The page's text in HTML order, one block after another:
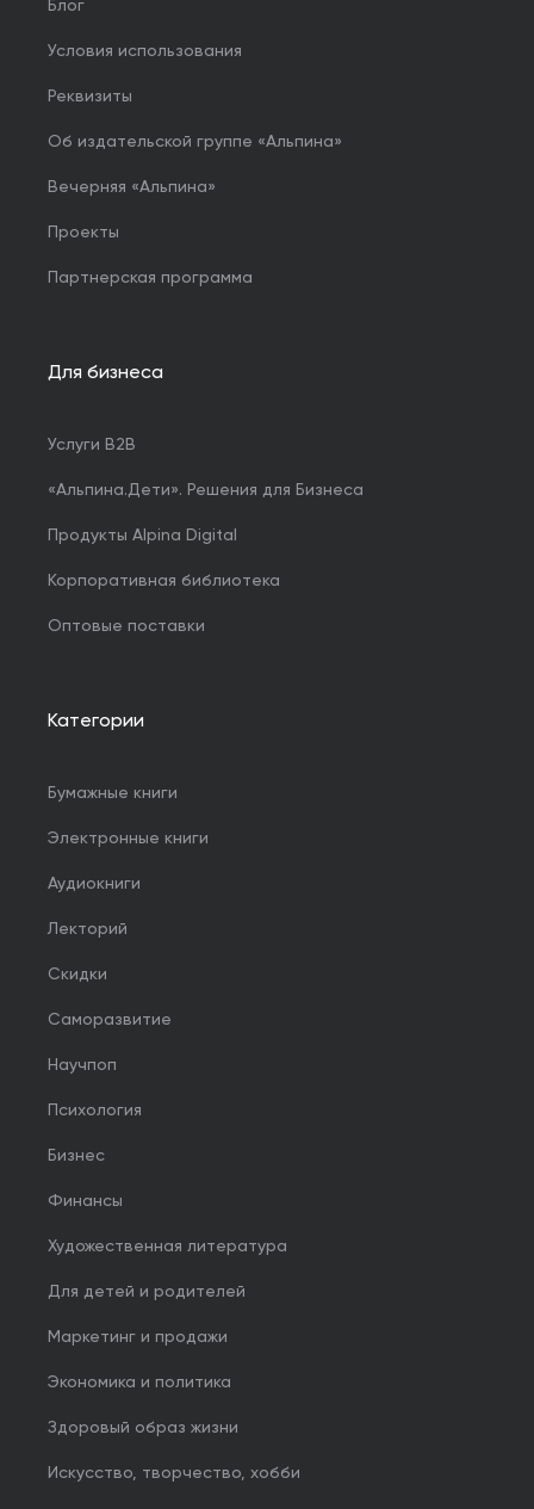
Блог
Условия использования
Реквизиты
Об издательской группе «Альпина»
Вечерняя «Альпина»
Проекты
Партнерская программа
Для бизнеса
Услуги B2B
«Альпина.Дети». Решения для Бизнеса
Продукты Alpina Digital
Корпоративная библиотека
Оптовые поставки
Категории
Бумажные книги
Электронные книги
Аудиокниги
Лекторий
Скидки
Саморазвитие
Научпоп
Психология
Бизнес
Финансы
Художественная литература
Для детей и родителей
Маркетинг и продажи
Экономика и политика
Здоровый образ жизни
Искусство, творчество, хобби